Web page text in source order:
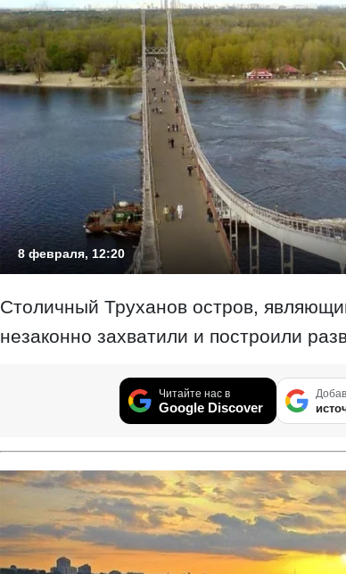
8 февраля, 12:20
Столичный Труханов остров,
незаконно захватили и построили
Читайте нас в
Google Discover